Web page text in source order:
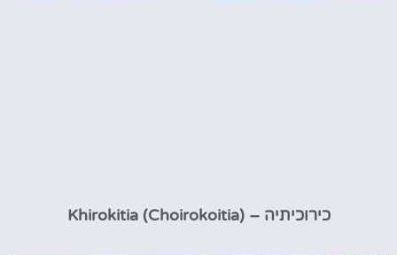
כירוכיתיה – Khirokitia (Choirokoitia)